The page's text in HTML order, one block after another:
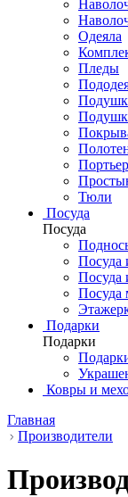
Одеяла
Пледы
Тюли
Посуда
Посуда
Посуда
Посуда
Посуда
Подарки
Подарки
Ковры и
Главная
Производители